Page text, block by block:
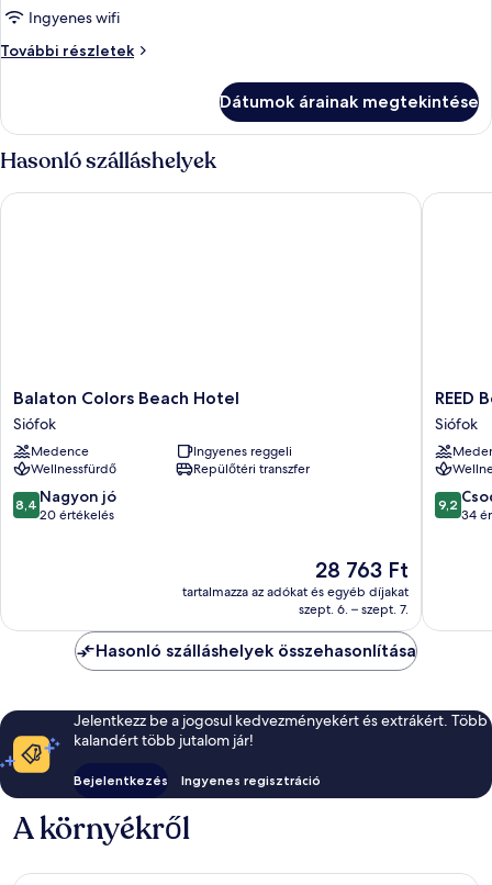
megtekintése:
Deluxe
lakosztály
Ingyenes wifi
További részletek
Deluxe
Dátumok árainak megtekintése
Hasonló szálláshelyek
Balaton
Colors
Beach
Hotel
Siófok
Balaton Colors Beach Hotel
Siófok
Medence
Ingyenes reggeli
Wellnessfürdő
Repülőtéri transzfer
8.4
ennyiből:
8,4 Nagyon jó
20 értékelés
Az
ár
28 763 Ft
28 763 Ft
tartalmazza az adókat és egyéb díjakat
szept. 6. – szept. 7.
Balaton Colors Beach Hotel
REED
HOTEL
&
BISTRO
Siófok
REED
Siófok
9.2
9,2
34
REED
Hasonló szálláshelyek összehasonlítása
Jelentkezz be a jogosul kedvezményekért és extrákért. Több
kalandért több jutalom jár!
Bejelentkezés Ingyenes regisztráció
A környékről